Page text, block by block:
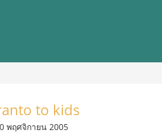
to kids
พฤศจิกายน 2005